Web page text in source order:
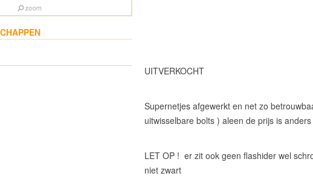
UITVERKOCHT
Supernetjes afgewerkt en net zo
uitwisselbare bolts ) aleen de prijs is
LET OP ! er zit ook geen flashider wel
niet zwart